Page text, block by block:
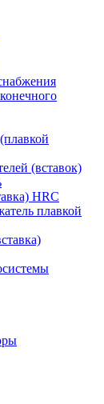
(вставок)
HRC
плавкой